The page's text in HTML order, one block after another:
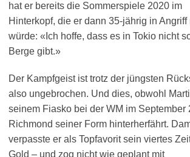
hat er bereits die Sommerspiele 2020 im
Hinterkopf, die er dann 35-jährig in Angriff
würde: «Ich hoffe, dass es in Tokio nicht
Berge gibt.»
Der Kampfgeist ist trotz der jüngsten
also ungebrochen. Und dies, obwohl
seinem Fiasko bei der WM im September
Richmond seiner Form hinterherfährt.
verpasste er als Topfavorit sein viertes
Gold – und zog nicht wie geplant mit